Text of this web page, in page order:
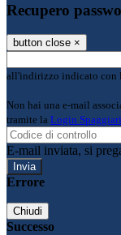
Recupero
button close ×
all'indirizzo indicato con
Non hai una e-mail
tramite la Login Spaggiari
E-mail inviata, si
Errore
Chiudi
Successo